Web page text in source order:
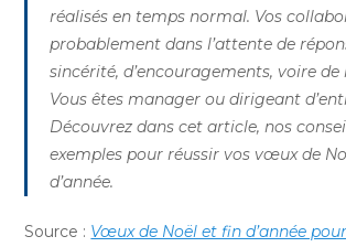
réalisés en temps normal. Vos
probablement dans l’attente de
sincérité, d’encouragements, voire
Vous êtes manager ou dirigeant
Découvrez dans cet article, nos
exemples pour réussir vos vœux de
d’année.
Source : Vœux de Noël et fin d’année